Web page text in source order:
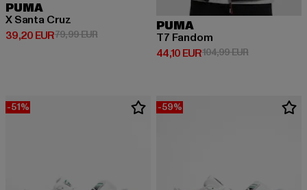
PUMA
X Santa Cruz
39,20 EUR
Derzeitiger Preis: 39,20 EUR
79,99 EURAktionspreis: 79,99 EUR
PUMA
T7 Fandom
44,10 EUR
Derzeitiger Preis: 44,10 EUR
104,99 EURAktionspreis:
-51% -59%